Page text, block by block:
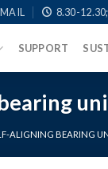
8.30-
SUPPORT
ALIGNING BEARING